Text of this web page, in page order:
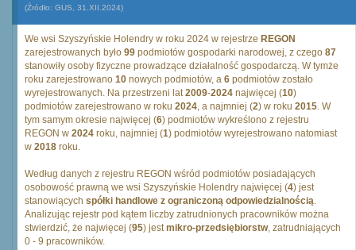
(Źródło: GUS, 31.XII.2024)
We wsi Szyszyńskie Holendry w roku 2024 w rejestrze REGON
zarejestrowanych było 99 podmiotów gospodarki narodowej, z czego 87
stanowiły osoby fizyczne prowadzące działalność gospodarczą. W tymże
roku zarejestrowano 10 nowych podmiotów, a 6 podmiotów zostało
wyrejestrowanych. Na przestrzeni lat2009-2024 najwięcej (10)
podmiotów zarejestrowano w roku 2024, a najmniej (2) w roku 2015. W
tym samym okresie najwięcej (6) podmiotów wykreślono z rejestru
REGON w 2024 roku, najmniej (1) podmiotów wyrejestrowano natomiast
w 2018 roku.
Według danych z rejestru REGON wśród podmiotów posiadających
osobowość prawną we wsi Szyszyńskie Holendry najwięcej (4) jest
stanowiących spółki handlowe z ograniczoną odpowiedzialnością.
Analizując rejestr pod kątem liczby zatrudnionych pracowników można
stwierdzić, że najwięcej (95) jestmikro-przedsiębiorstw, zatrudniających
0 - 9 pracowników.